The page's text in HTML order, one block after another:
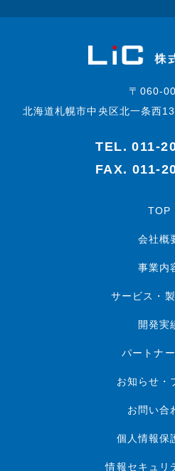
〒060-
北海道札幌市中央区北一条西
TEL.011-
FAX. 011-
TOP
会社概
事業内
サービス・
開発実
パートナ
お知らせ・
お問い合
個人情報保
情報セキュリ